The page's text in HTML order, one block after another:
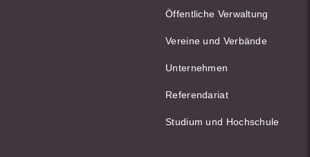
Öffentliche Verwaltung
Vereine und Verbände
Unternehmen
Referendariat
Studium und Hochschule